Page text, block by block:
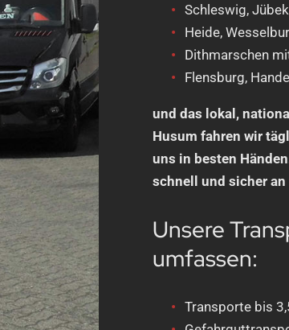
Schleswig,
Heide,
Dithmarschen
Flensburg,
und das lokal,
Husum fahren wir
uns in besten
schnell und sicher
Unsere
umfassen:
Transporte bis